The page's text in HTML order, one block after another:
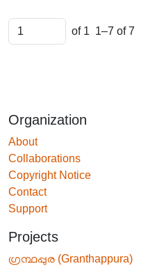
of 1 1–7 of 7
Organization
About
Collaborations
Copyright Notice
Contact
Support
Projects
ഗ്രന്ഥപ്പുര (Granthappura)